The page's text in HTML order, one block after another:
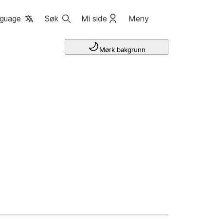
Søk Mi side Meny
Mørk bakgrunn